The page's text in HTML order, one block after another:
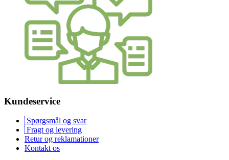
Kundeservice
Spørgsmål og svar
Fragt og levering
Retur og reklamationer
Kontakt os